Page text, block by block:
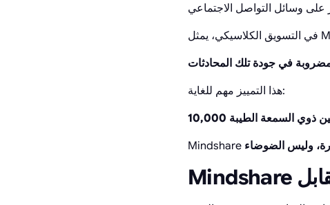
في جودة تلك المحادثات
هذا التمييز مهم للغاية:
وليس الضوضاء